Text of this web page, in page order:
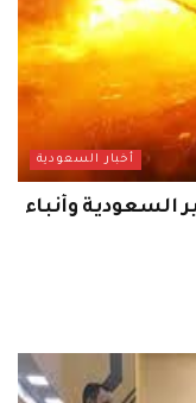
أخبار السعودية
السعودية وأنباء